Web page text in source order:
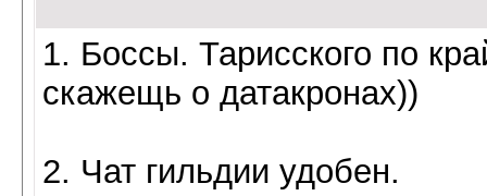
1. Боссы. Тарисского по
скажещь о датакронах))
2. Чат гильдии удобен.